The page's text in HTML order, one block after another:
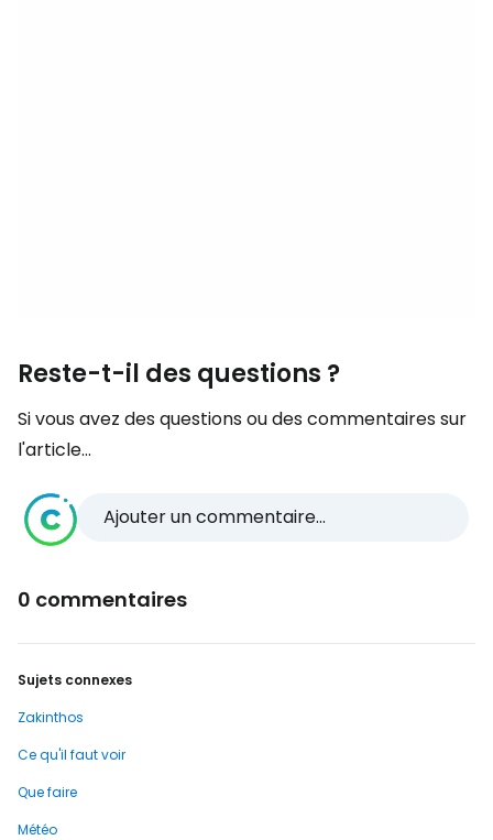
Reste-t-il des questions ?
Si vous avez des questions ou des commentaires sur
l'article...
Ajouter un commentaire...
0 commentaires
Sujets connexes
Zakinthos
Ce qu'il faut voir
Que faire
Météo